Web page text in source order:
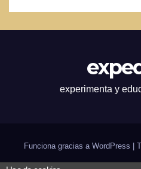
experimenta y
Funciona gracias a WordPress